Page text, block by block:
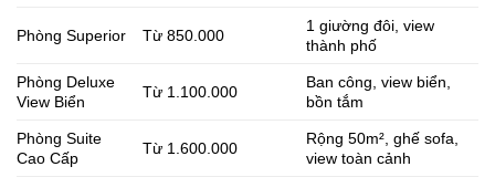
Phòng Superior Từ 850.000
1 giường đôi, view
thành phố
Phòng Deluxe
View Biển
Từ 1.100.000
Ban công, view biển,
bồn tắm
Phòng Suite
Cao Cấp
Từ 1.600.000
Rộng 50m², ghế sofa,
view toàn cảnh